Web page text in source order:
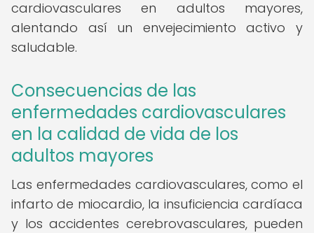
cardiovasculares en adultos mayores,
alentando así un envejecimiento activo y
saludable.
Consecuencias de las
enfermedades cardiovasculares
en la calidad de vida de los
adultos mayores
Las enfermedades cardiovasculares, como el
infarto de miocardio, la insuficiencia cardíaca
y los accidentes cerebrovasculares, pueden